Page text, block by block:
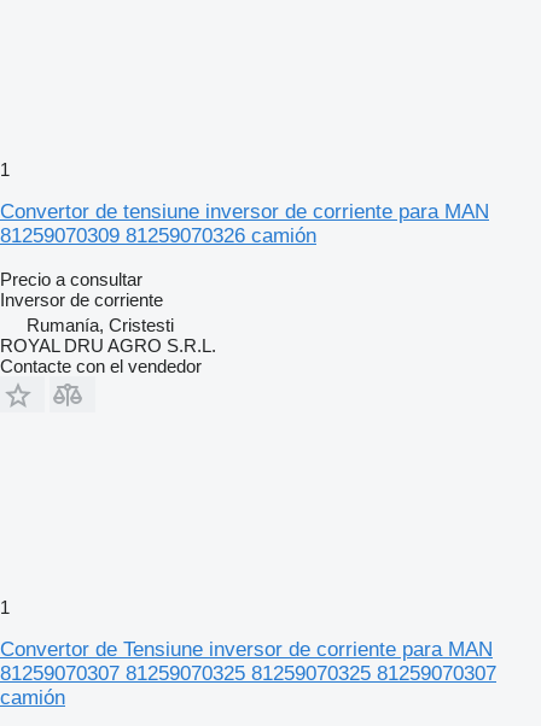
1
Convertor de tensiune inversor de corriente para MAN
81259070309 81259070326 camión
Precio a consultar
Inversor de corriente
Rumanía, Cristesti
ROYAL DRU AGRO S.R.L.
Contacte con el vendedor
1
Convertor de Tensiune inversor de corriente para MAN
81259070307 81259070325 81259070325 81259070307
camión